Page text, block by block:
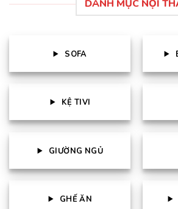
DANH MỤC NỘI
SOFA
KỆ TIVI
GIƯỜNG NGỦ
GHẾ ĂN